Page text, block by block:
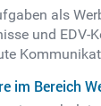
als
und EDV-
im Bereich